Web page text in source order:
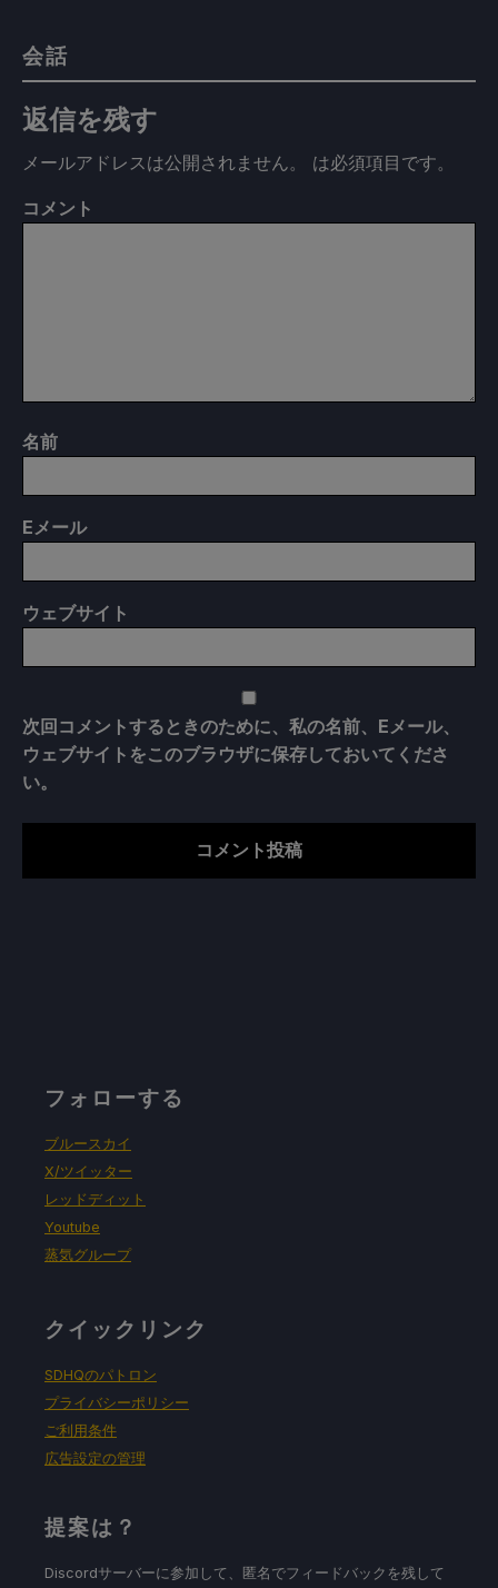
会話
返信を残す
メールアドレスは公開されません。 は必須項目です。
コメント
名前
E メール
ウェブサイト
次回コメントするときのために、私の名前、Eメール、
ウェブサイトをこのブラウザに保存しておいてくださ
い。
フォローする
ブルースカイ
X/ツイッター
レッドディット
Youtube
蒸気グループ
クイックリンク
SDHQのパトロン
プライバシーポリシー
ご利用条件
広告設定の管理
提案は？
Discordサーバーに参加して、匿名でフィードバックを残して